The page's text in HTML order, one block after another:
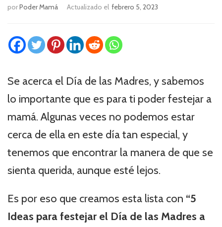
porPoder Mamá Actualizado el febrero 5, 2023
Se acerca el Día de las Madres, y sabemos
lo importante que es para ti poder festejar a
mamá. Algunas veces no podemos estar
cerca de ella en este día tan especial, y
tenemos que encontrar la manera de que se
sienta querida, aunque esté lejos.
Es por eso que creamos esta lista con “5
Ideas para festejar el Día de las Madres a